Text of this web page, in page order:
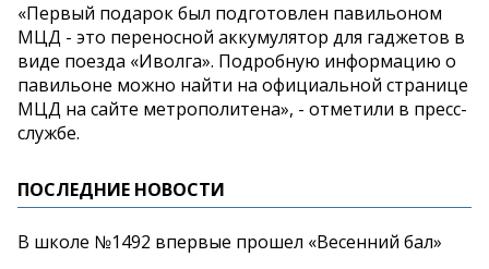
«Первый подарок был подготовлен павильоном
МЦД - это переносной аккумулятор для гаджетов в
виде поезда «Иволга». Подробную информацию о
павильоне можно найти на официальной странице
МЦД на сайте метрополитена», - отметили в пресс-
службе.
ПОСЛЕДНИЕ НОВОСТИ
В школе №1492 впервые прошел «Весенний бал»